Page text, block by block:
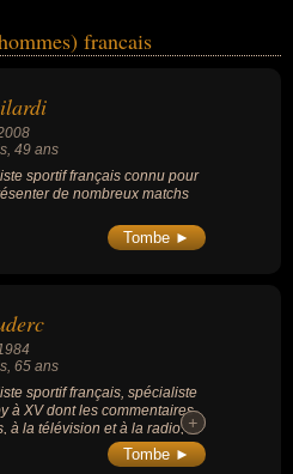
francais
, 49 ans
sportif français connu pour
de nombreux matchs
Tombe ►
1984
, 65 ans
sportif français, spécialiste
à XV dont les commentaires
à la télévision et à la radio,
contribué à élargir la
en France. Les joueurs
+
+
Tombe ►